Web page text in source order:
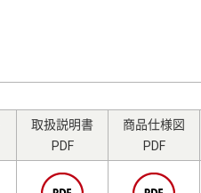
取扱説明書
PDF
商品仕様図
PDF